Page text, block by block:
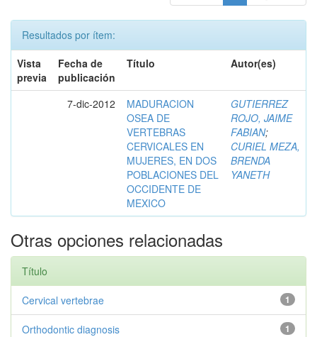
Resultados por ítem:
Vista
previa
Fecha de
publicación
Título Autor(es)
7-dic-2012
MADURACION
OSEA DE
VERTEBRAS
CERVICALES EN
MUJERES, EN DOS
POBLACIONES DEL
OCCIDENTE DE
MEXICO
GUTIERREZ
ROJO, JAIME
FABIAN;
CURIEL MEZA,
BRENDA
YANETH
Otras opciones relacionadas
Título
1
Cervical vertebrae
1
Orthodontic diagnosis